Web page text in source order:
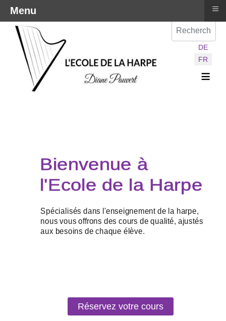
Sélectionnez
DE
FR
≡
Réservez votre cours
Menu ≡